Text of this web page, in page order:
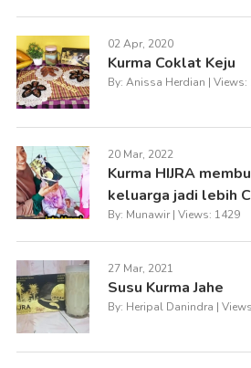
02 Apr, 2020
Kurma Coklat Keju
By: Anissa Herdian | Views:
20 Mar, 2022
Kurma HIJRA
keluarga jadi lebih
By: Munawir | Views: 1429
27 Mar, 2021
Susu Kurma Jahe
By: Heripal Danindra |